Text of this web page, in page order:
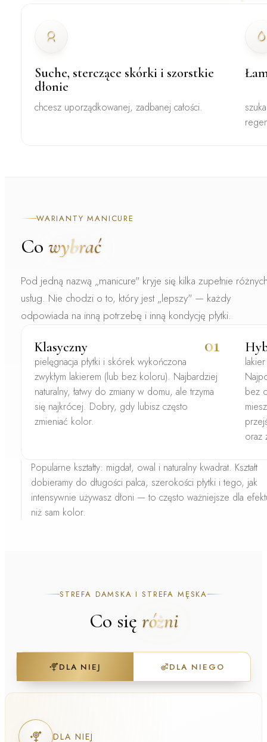
Suche, sterczące skórki i szorstkie
dłonie
chcesz uporządkowanej, zadbanej całości.
WARIANTY MANICURE
Co wybrać
Pod jedną nazwą „manicure" kryje się kilka zupełnie
usług. Nie chodzi o to, który jest „lepszy" — każdy
odpowiada na inną potrzebę i inną kondycję płytki.
01
Klasyczny
pielęgnacja płytki i skórek wykończona
zwykłym lakierem (lub bez koloru). Najbardziej
naturalny, łatwy do zmiany w domu, ale trzyma
się najkrócej. Dobry, gdy lubisz często
zmieniać kolor.
bez
oraz
Popularne kształty: migdał, owal i naturalny kwadrat. Kształt
dobieramy do długości palca, szerokości płytki i tego, jak
intensywnie używasz dłoni — to często ważniejsze dla
niż sam kolor.
STREFA DAMSKA I STREFA MĘSKA
Co się różni
DLA NIEJ DLA NIEGO
DLA NIEJ